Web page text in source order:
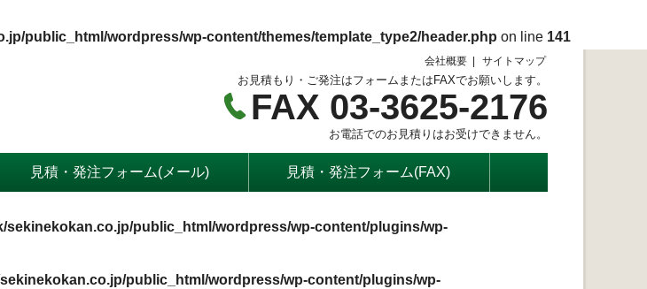
public_html/wordpress/wp-content/themes/template_type2/header.php on line 141
会社概要 サイトマップ
お見積もり・ご発注はフォームまたはFAXでお願いします。
FAX 03-3625-2176
お電話でのお見積りはお受けできません。
見積・発注フォーム(メール) 見積・発注フォーム(FAX)
sekinekokan.co.jp/public_html/wordpress/wp-content/plugins/wp-
public_html/wordpress/wp-content/plugins/wp-